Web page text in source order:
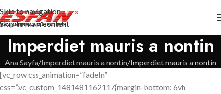
Skip to navigation
Skip to main content
Imperdiet mauris a nontin
Ana Sayfa Imperdiet mauris a nontin Imperdiet mauris a nontin
[vc_row css_animation=”fadeIn”
css=”.vc_custom_1481481162117{margin-bottom: 6vh